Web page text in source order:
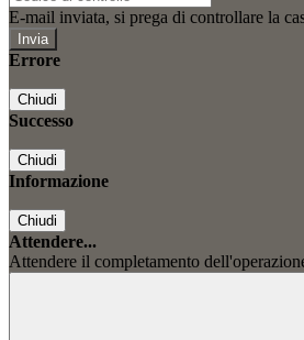
E-mail inviata, si prega di controllare la
Errore
Chiudi
Successo
Chiudi
Informazione
Chiudi
Attendere...
Attendere il completamento